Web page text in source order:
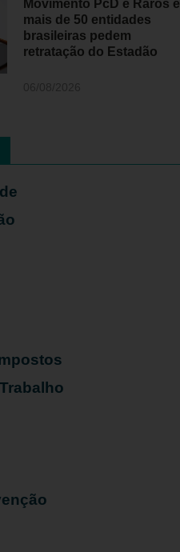
Movimento PcD e Raros e
mais de 50 entidades
brasileiras pedem
retratação do Estadão